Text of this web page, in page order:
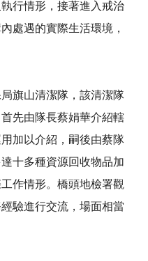
行情形，接著進入戒治
處遇的實際生活環境，
旗山清潔隊，該清潔隊
先由隊長蔡娟華介紹轄
加以介紹，嗣後由蔡隊
十多種資源回收物品加
作情形。橋頭地檢署觀
驗進行交流，場面相當